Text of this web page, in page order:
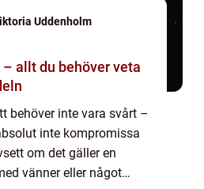
Uddenholm
allt du behöver veta
behöver inte vara svårt –
inte kompromissa
om det gäller en
vänner eller något